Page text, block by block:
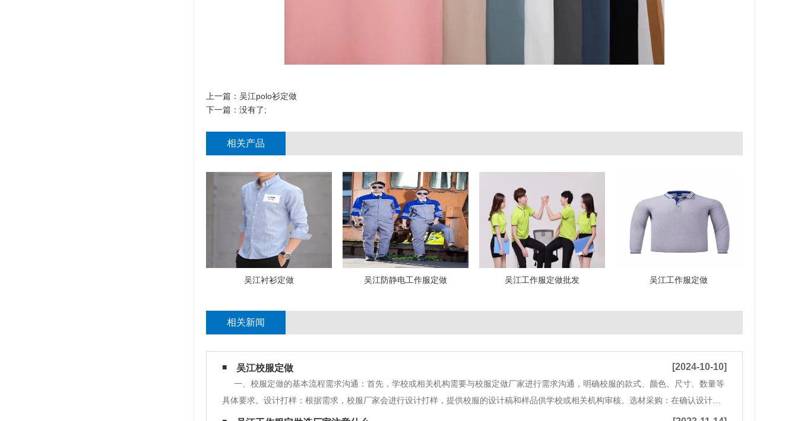
上一篇： 吴江polo衫定做
下一篇：没有了;
相关产品
吴江衬衫定做 吴江防静电工作服定做 吴江工作服定做批发 吴江工作服定做
相关新闻
吴江校服定做 [2024-10-10]
一、校服定做的基本流程需求沟通：首先，学校或相关机构需要与校服定做厂家进行需求沟通，明确校服的款式、颜色、尺寸、数量等
具体要求。设计打样：根据需求，校服厂家会进行设计打样，提供校服的设计稿和样品供学校或相关机构审核。选材采购：在确认设计稿
和样品后，校服厂家会进行选材采购，选择符合要求的面料、辅料等原材料。生产制作：根据设计稿和样品，校服厂家会进行生产制作，